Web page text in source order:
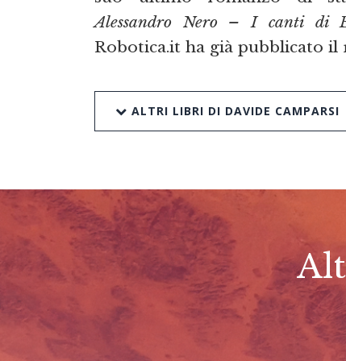
Alessandro Nero – I canti di
Robotica.it ha già pubblicato
ALTRI LIBRI DI DAVIDE CAMPARSI